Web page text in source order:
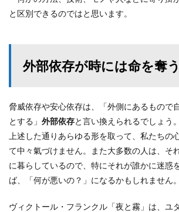
と区別できるのではと思います。
外部依存が時には命を奪
脅威依存や安心依存は、「外側にあるもので
とする」 外部依存と言い換えられるでしょう
上述した通りあらゆる形を取って、私たちの
て中々氣づけません。また大多数の人は、そ
に暮らしているので、特にそれが誰かに迷惑
ば、「何が悪いの？」になるかもしれません。
ヴィクトール・フランクル「夜と霧」は、ユ